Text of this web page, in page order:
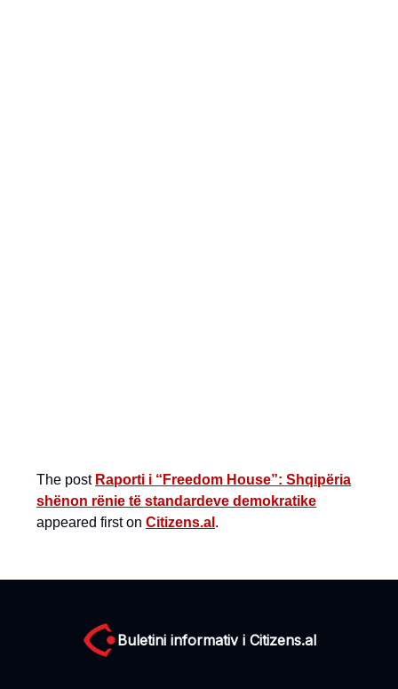
The post Raporti i “Freedom House”: Shqipëria
shënon rënie të standardeve demokratike
appeared first on Citizens.al .
Buletini informativ i Citizens.al